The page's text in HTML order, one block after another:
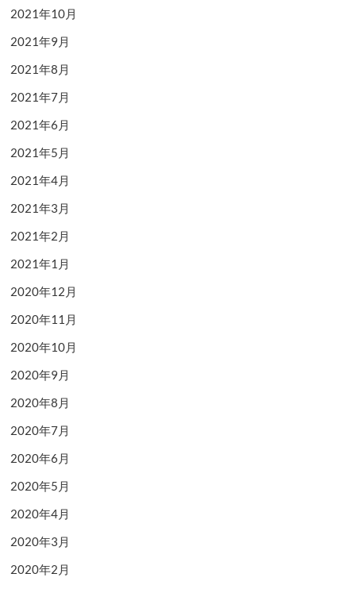
2021年10月
2021年9月
2021年8月
2021年7月
2021年6月
2021年5月
2021年4月
2021年3月
2021年2月
2021年1月
2020年12月
2020年11月
2020年10月
2020年9月
2020年8月
2020年7月
2020年6月
2020年5月
2020年4月
2020年3月
2020年2月